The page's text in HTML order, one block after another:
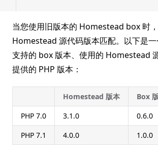
当您使用旧版本的 Homestead box 时
Homestead 源代码版本匹配。以下是
支持的 box 版本、使用的 Homestead
提供的 PHP 版本：
Homestead 版本
Box
PHP 7.0
3.1.0
0.6.0
PHP 7.1
4.0.0 1.0.0